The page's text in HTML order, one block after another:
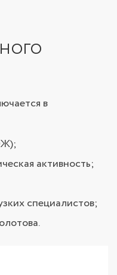
в
активность;
специалистов;